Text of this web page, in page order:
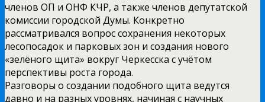
членов ОП и ОНФ КЧР, а также членов депутатской
комиссии городской Думы. Конкретно
рассматривался вопрос сохранения некоторых
лесопосадок и парковых зон и создания нового
«зелёного щита» вокруг Черкесска с учётом
перспективы роста города.
Разговоры о создании подобного щита ведутся
давно и на разных уровнях, начиная с научных